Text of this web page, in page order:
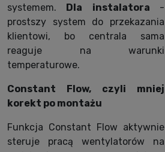
systemem. Dla instalatora -
prostszy system do przekazania
klientowi, bo centrala sama
reaguje na warunki
temperaturowe.
Constant Flow, czyli mniej
korekt po montażu
Funkcja Constant Flow aktywnie
steruje pracą wentylatorów na